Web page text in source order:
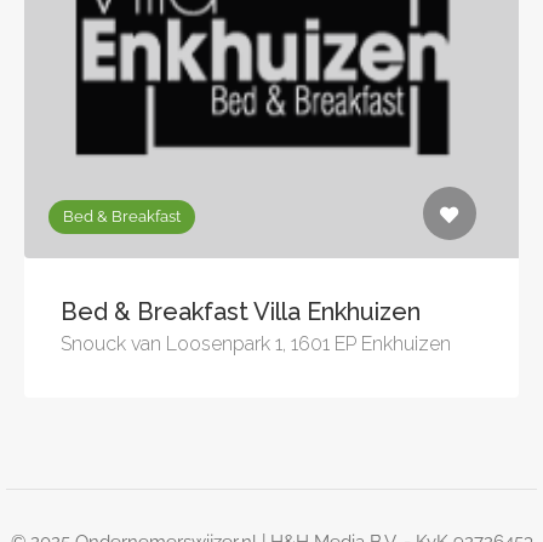
Bed & Breakfast
Bed & Breakfast Villa Enkhuizen
Snouck van Loosenpark 1, 1601 EP Enkhuizen